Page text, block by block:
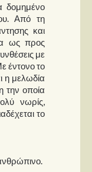
δομημένο
Από τη
και
ως προς
με
έντονο το
η μελωδία
την οποία
νωρίς,
το